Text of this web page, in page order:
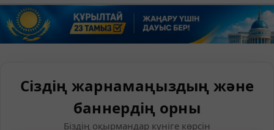
Сіздің жарнамаңыздың және
баннердің орны
Біздің оқырмандар күніге көрсін